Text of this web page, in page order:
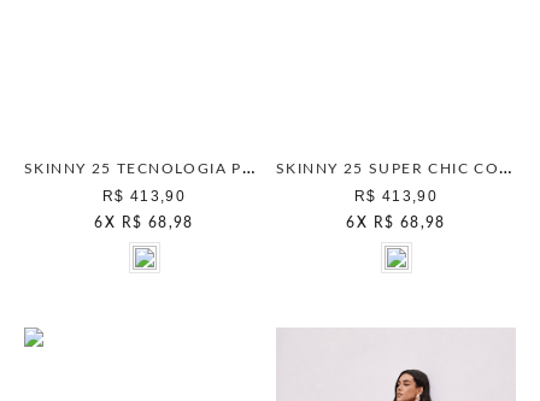
SKINNY 25 TECNOLOGIA PRETO
R$ 413,90
6 X R$ 68,98
SKINNY 25 SUPER CHIC COMFORT SEPIA
R$ 413,90
6 X R$ 68,98